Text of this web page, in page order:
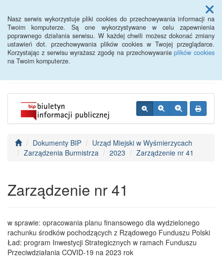
Nasz serwis wykorzystuje pliki cookies do przechowywania informacji na
Twoim komputerze. Są one wykorzystywane w celu zapewnienia
poprawnego działania serwisu. W każdej chwili możesz dokonać zmiany
ustawień dot. przechowywania plików cookies w Twojej przeglądarce.
Korzystając z serwisu wyrażasz zgodę na przechowywanieplików cookies
na Twoim komputerze.
Menu
BIP - Urząd Miejski
Wyśmierzyce
Dokumenty BIP
Urząd Miejski w Wyśmierzycach
Zarządzenia Burmistrza
2023 Zarządzenie nr 41
Zarządzenie nr 41
w sprawie: opracowania planu finansowego dla wydzielonego
rachunku środków pochodzących z Rządowego Funduszu Polski
Ład: program Inwestycji Strategicznych w ramach Funduszu
Przeciwdziałania COVID-19 na 2023 rok